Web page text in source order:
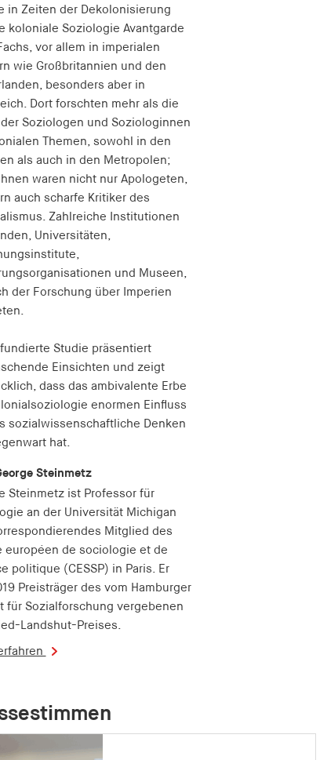
in Zeiten der Dekolonisierung
koloniale Soziologie Avantgarde
vor allem in imperialen
wie Großbritannien und den
besonders aber in
Dort forschten mehr als die
der Soziologen und Soziologinnen
Themen, sowohl in den
als auch in den Metropolen;
waren nicht nur Apologeten,
auch scharfe Kritiker des
Zahlreiche Institutionen
Universitäten,
und Museen,
der Forschung über Imperien
Studie präsentiert
Einsichten und zeigt
dass das ambivalente Erbe
enormen Einfluss
sozialwissenschaftliche Denken
hat.
Steinmetz
Steinmetz ist Professor für
an der Universität Michigan
Mitglied des
européen de sociologie et de
politique (CESSP) in Paris. Er
Preisträger des vom Hamburger
für Sozialforschung vergebenen
Landshut-Preises.